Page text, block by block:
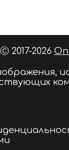
2017-2026